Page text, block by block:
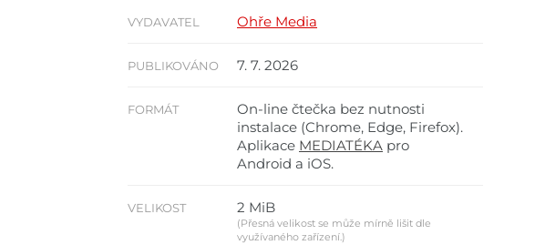
VYDAVATEL Ohře Media
PUBLIKOVÁNO 7. 7. 2026
FORMÁT
On-line čtečka bez nutnosti
instalace (Chrome, Edge, Firefox).
Aplikace MEDIATÉKA pro
Android a iOS.
VELIKOST 2 MiB
(Přesná velikost se může mírně lišit dle
využívaného zařízení.)